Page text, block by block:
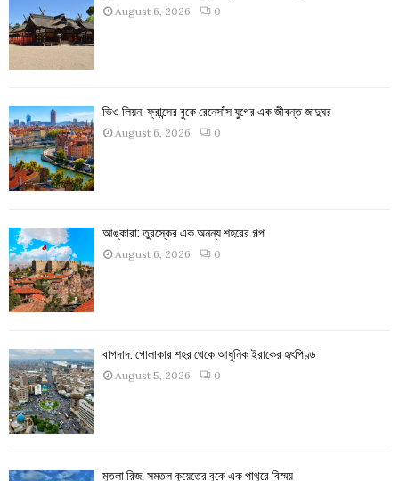
August 6, 2026 0
ভিও লিয়ন: ফ্রান্সের বুকে রেনেসাঁস যুগের এক জীবন্ত জাদুঘর
August 6, 2026 0
আঙ্কারা: তুরস্কের এক অনন্য শহরের গল্প
August 6, 2026 0
বাগদাদ: গোলাকার শহর থেকে আধুনিক ইরাকের হৃৎপিণ্ড
August 5, 2026 0
মুতলা রিজ: সমতল কুয়েতের বুকে এক পাথুরে বিস্ময়